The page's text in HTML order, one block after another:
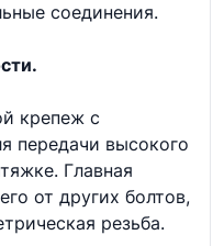
соединения.
крепеж с
передачи высокого
Главная
от других болтов,
резьба.